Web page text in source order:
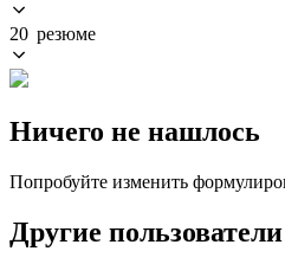
20 резюме
Ничего не нашлось
Попробуйте изменить
Другие